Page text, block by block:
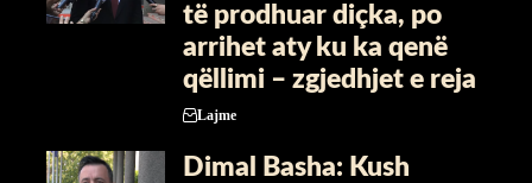
të prodhuar diçka, po
arrihet aty ku ka qenë
qëllimi – zgjedhjet e reja
Lajme
Dimal Basha: Kush